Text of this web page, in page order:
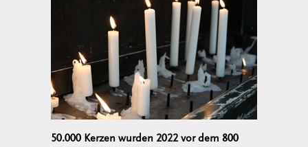
50.000 Kerzen wurden 2022 vor dem 800